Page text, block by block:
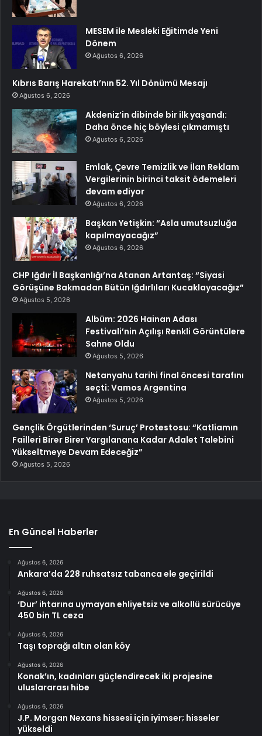
MESEM ile Mesleki Eğitimde Yeni
Dönem
Ağustos 6, 2026
Kıbrıs Barış Harekatı’nın 52. Yıl Dönümü Mesajı
Ağustos 6, 2026
Akdeniz’in dibinde bir ilk yaşandı:
Daha önce hiç böylesi çıkmamıştı
Ağustos 6, 2026
Emlak, Çevre Temizlik ve İlan Reklam
Vergilerinin birinci taksit ödemeleri
devam ediyor
Ağustos 6, 2026
Başkan Yetişkin: “Asla umutsuzluğa
kapılmayacağız”
Ağustos 6, 2026
CHP Iğdır İl Başkanlığı’na Atanan Artantaş: “Siyasi
Görüşüne Bakmadan Bütün Iğdırlıları Kucaklayacağız”
Ağustos 5, 2026
Albüm: 2026 Hainan Adası
Festivali’nin Açılışı Renkli Görüntülere
Sahne Oldu
Ağustos 5, 2026
Netanyahu tarihi final öncesi tarafını
seçti: Vamos Argentina
Ağustos 5, 2026
Gençlik Örgütlerinden ‘Suruç’ Protestosu: “Katliamın
Failleri Birer Birer Yargılanana Kadar Adalet Talebini
Yükseltmeye Devam Edeceğiz”
Ağustos 5, 2026
En Güncel Haberler
Ağustos 6, 2026
Ankara’da 228 ruhsatsız tabanca ele geçirildi
Ağustos 6, 2026
‘Dur’ ihtarına uymayan ehliyetsiz ve alkollü sürücüye
450 bin TL ceza
Ağustos 6, 2026
Taşı toprağı altın olan köy
Ağustos 6, 2026
Konak’ın, kadınları güçlendirecek iki projesine
uluslararası hibe
Ağustos 6, 2026
J.P. Morgan Nexans hissesi için iyimser; hisseler
yükseldi